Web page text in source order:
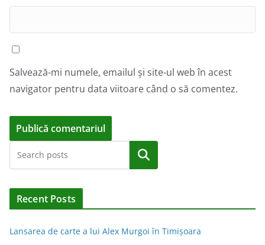
Salvează-mi numele, emailul și site-ul web în acest
navigator pentru data viitoare când o să comentez.
l
n
Caută
Recent Posts
Lansarea de carte a lui Alex Murgoi în Timișoara